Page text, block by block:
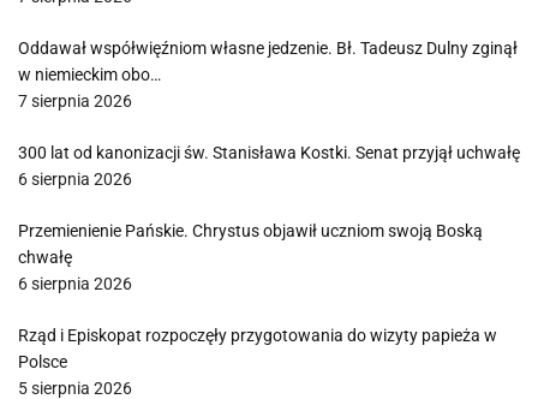
Oddawał współwięźniom własne jedzenie. Bł. Tadeusz Dulny zginął
w niemieckim obo…
7 sierpnia 2026
300 lat od kanonizacji św. Stanisława Kostki. Senat przyjął uchwałę
6 sierpnia 2026
Przemienienie Pańskie. Chrystus objawił uczniom swoją Boską
chwałę
6 sierpnia 2026
Rząd i Episkopat rozpoczęły przygotowania do wizyty papieża w
Polsce
5 sierpnia 2026